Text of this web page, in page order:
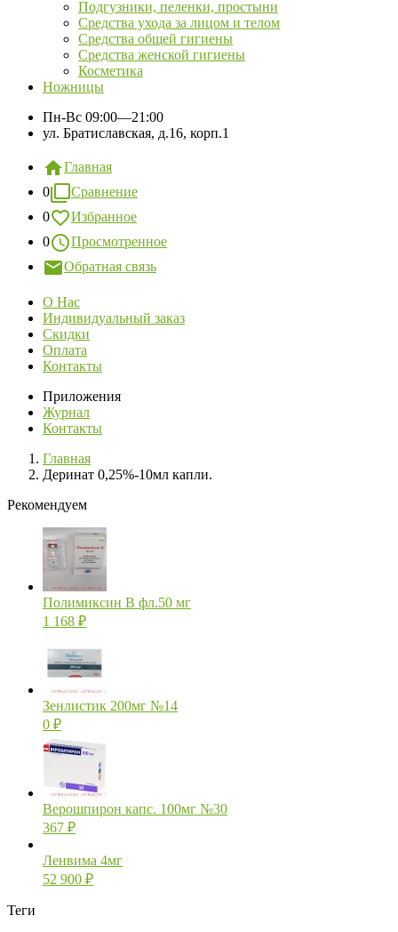
Подгузники, пеленки, простыни
Средства ухода за лицом и телом
Средства общей гигиены
Средства женской гигиены
Косметика
Ножницы
Пн-Вс 09:00—21:00
ул. Братиславская, д.16, корп.1
Главная
0
Сравнение
0
Избранное
0
Просмотренное
Обратная связь
О Нас
Индивидуальный заказ
Скидки
Оплата
Контакты
Приложения
Журнал
Контакты
Главная
Деринат 0,25%-10мл капли.
Рекомендуем
Полимиксин В фл.50 мг
1 168 ₽
Зенлистик 200мг №14
0 ₽
Верошпирон капс. 100мг №30
367 ₽
Ленвима 4мг
52 900 ₽
Теги